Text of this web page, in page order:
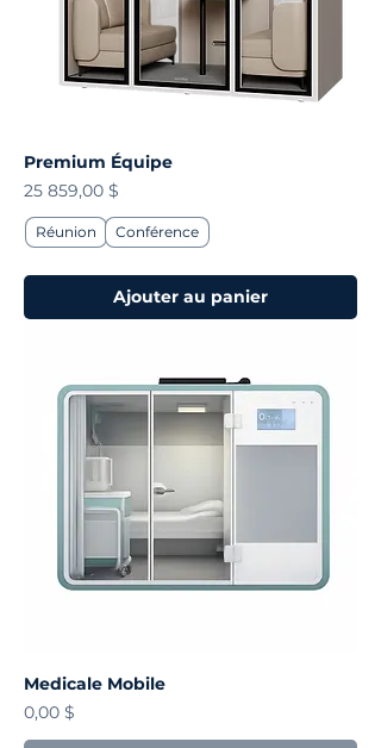
Premium Équipe
Prix
25 859,00 $
Réunion Conférence
Ajouter au panier
Medicale Mobile
Prix
0,00 $